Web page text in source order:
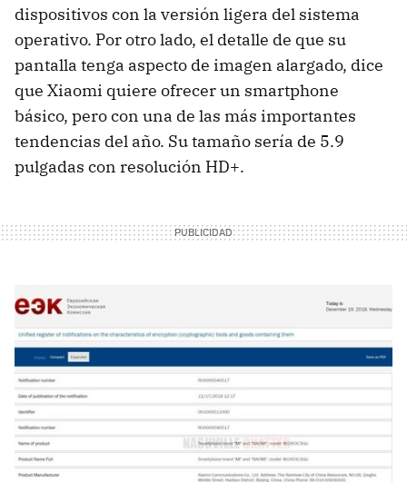
dispositivos con la versión ligera del sistema
operativo. Por otro lado, el detalle de que su
pantalla tenga aspecto de imagen alargado, dice
que Xiaomi quiere ofrecer un smartphone
básico, pero con una de las más importantes
tendencias del año. Su tamaño sería de 5.9
pulgadas con resolución HD+.